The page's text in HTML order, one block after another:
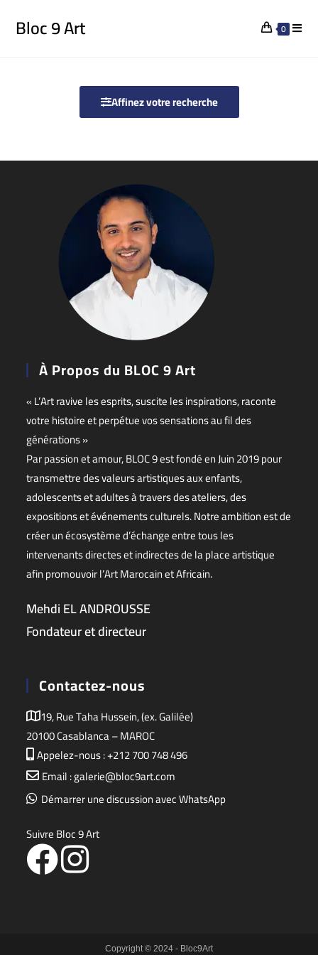
Bloc 9 Art 0
Affinez votre recherche
À Propos du BLOC 9 Art
« L’Art ravive les esprits, suscite les inspirations, raconte
votre histoire et perpétue vos sensations au fil des
générations »
Par passion et amour, BLOC 9 est fondé en Juin 2019 pour
transmettre des valeurs artistiques aux enfants,
adolescents et adultes à travers des ateliers, des
expositions et événements culturels. Notre ambition est de
créer un écosystème d’échange entre tous les
intervenants directes et indirectes de la place artistique
afin promouvoir l’Art Marocain et Africain.
Mehdi EL ANDROUSSE
Fondateur et directeur
Contactez-nous
19, Rue Taha Hussein, (ex. Galilée)
20100 Casablanca – MAROC
Appelez-nous : +212 700 748 496
Email : galerie@bloc9art.com
Démarrer une discussion avec WhatsApp
Suivre Bloc 9 Art
Copyright © 2024 - Bloc9Art